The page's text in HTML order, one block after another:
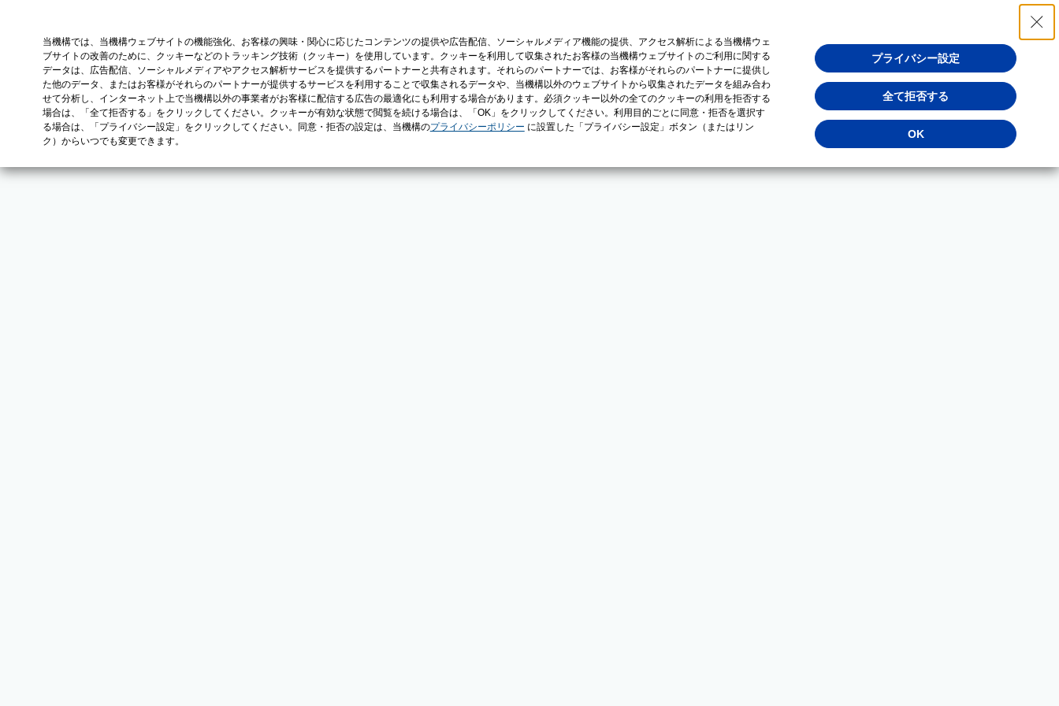
当機構では、当機構ウェブサイトの機能強化、お客様の興味・関心に応じたコンテンツの提供や広告配信、ソーシャルメディア機能の提供、アクセス解析による当機構ウェ
ブサイトの改善のために、クッキーなどのトラッキング技術（クッキー）を使用しています。クッキーを利用して収集されたお客様の当機構ウェブサイトのご利用に関する
データは、広告配信、ソーシャルメディアやアクセス解析サービスを提供するパートナーと共有されます。それらのパートナーでは、お客様がそれらのパートナーに提供し
た他のデータ、またはお客様がそれらのパートナーが提供するサービスを利用することで収集されるデータや、当機構以外のウェブサイトから収集されたデータを組み合わ
せて分析し、インターネット上で当機構以外の事業者がお客様に配信する広告の最適化にも利用する場合があります。必須クッキー以外の全てのクッキーの利用を拒否する
場合は、「全て拒否する」をクリックしてください。クッキーが有効な状態で閲覧を続ける場合は、「OK」をクリックしてください。利用目的ごとに同意・拒否を選択す
る場合は、「プライバシー設定」をクリックしてください。同意・拒否の設定は、当機構のプライバシーポリシー に設置した「プライバシー設定」ボタン（またはリン
ク）からいつでも変更できます。
プライバシー設定
全て拒否する
OK